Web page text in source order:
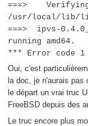
===>
/usr/local/lib/
===> ipvs-
running amd64.
*** Error code 1
Oui, c'est
la doc, je n'aurais
le départ un vrai truc
FreeBSD depuis des
Le truc encore plus